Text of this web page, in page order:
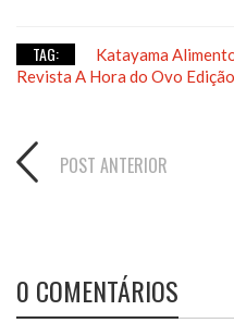
TAG: Katayama
Revista A Hora do Ovo
POST ANTERIOR
0 COMENTÁRIOS